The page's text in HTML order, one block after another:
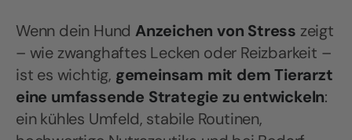
Wenn dein Hund Anzeichen von Stress zeigt
– wie zwanghaftes Lecken oder Reizbarkeit –
ist es wichtig, gemeinsam mit dem Tierarzt
eine umfassende Strategie zu entwickeln:
ein kühles Umfeld, stabile Routinen,